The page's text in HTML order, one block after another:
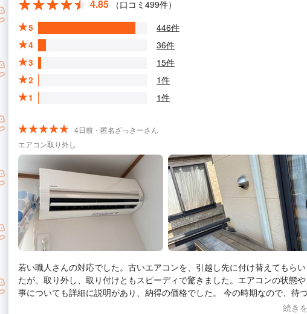
4.85
（口コミ499件）
5
446件
4
36件
3
15件
2
1件
1
1件
4日前・匿名ざっきーさん
エアコン取り外し
若い職人さんの対応でした。古いエアコンを、引越し先に付け替えてもら
たが、取り外し、取り付けともスピーディで驚きました。エアコンの状態
事についても詳細に説明があり、納得の価格でした。 今の時期なので、待つこと
は覚悟していましたが、希望の日の予約が取れました。不服なしです！あ
続き